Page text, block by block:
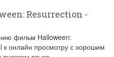
Resurrection -
фильм Halloween:
к онлайн просмотру с хорошим